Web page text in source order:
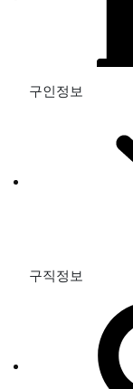
구인정보
구직정보